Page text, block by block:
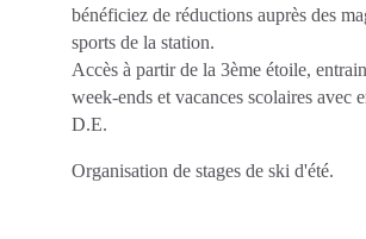
bénéficiez de réductions auprès des
sports de la station.
Accès à partir de la 3ème étoile,
week-ends et vacances scolaires avec
D.E.
Organisation de stages de ski d'été.